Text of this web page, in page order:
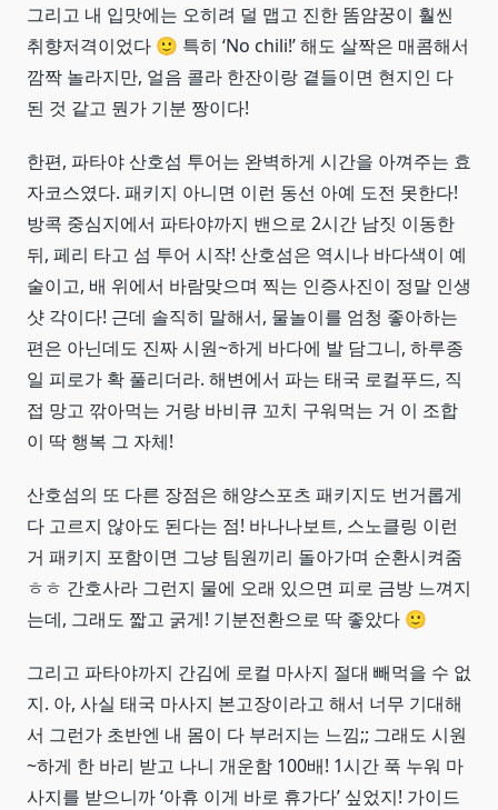
그리고 내 입맛에는 오히려 덜 맵고 진한 똠얌꿍이 훨씬
취향저격이었다 🙂 특히 ‘No chili!’ 해도 살짝은 매콤해서
깜짝 놀라지만, 얼음 콜라 한잔이랑 곁들이면 현지인 다
된 것 같고 뭔가 기분 짱이다!
한편, 파타야 산호섬 투어는 완벽하게 시간을 아껴주는 효
자코스였다. 패키지 아니면 이런 동선 아예 도전 못한다!
방콕 중심지에서 파타야까지 밴으로 2시간 남짓 이동한
뒤, 페리 타고 섬 투어 시작! 산호섬은 역시나 바다색이 예
술이고, 배 위에서 바람맞으며 찍는 인증사진이 정말 인생
샷 각이다! 근데 솔직히 말해서, 물놀이를 엄청 좋아하는
편은 아닌데도 진짜 시원~하게 바다에 발 담그니, 하루종
일 피로가 확 풀리더라. 해변에서 파는 태국 로컬푸드, 직
접 망고 깎아먹는 거랑 바비큐 꼬치 구워먹는 거 이 조합
이 딱 행복 그 자체!
산호섬의 또 다른 장점은 해양스포츠 패키지도 번거롭게
다 고르지 않아도 된다는 점! 바나나보트, 스노클링 이런
거 패키지 포함이면 그냥 팀원끼리 돌아가며 순환시켜줌
ㅎㅎ 간호사라 그런지 물에 오래 있으면 피로 금방 느껴지
는데, 그래도 짧고 굵게! 기분전환으로 딱 좋았다 🙂
그리고 파타야까지 간김에 로컬 마사지 절대 빼먹을 수 없
지. 아, 사실 태국 마사지 본고장이라고 해서 너무 기대해
서 그런가 초반엔 내 몸이 다 부러지는 느낌;; 그래도 시원
~하게 한 바리 받고 나니 개운함 100배! 1시간 푹 누워 마
사지를 받으니까 ‘아휴 이게 바로 휴가다’ 싶었지! 가이드